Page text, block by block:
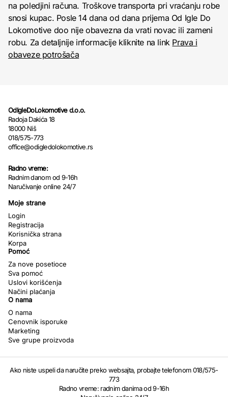
na poledjini računa. Troškove transporta pri vraćanju robe
snosi kupac. Posle 14 dana od dana prijema Od Igle Do
Lokomotive doo nije obavezna da vrati novac ili zameni
robu. Za detaljnije informacije kliknite na link Prava i
obaveze potrošača
OdIgleDoLokomotive d.o.o.
Radoja Dakića 18
18000 Niš
018/575-773
office@odigledolokomotive.rs
Radno vreme:
Radnim danom od 9-16h
Naručivanje online 24/7
Moje strane
Login
Registracija
Korisnička strana
Korpa
Pomoć
Za nove posetioce
Sva pomoć
Uslovi korišćenja
Načini plaćanja
O nama
O nama
Cenovnik isporuke
Marketing
Sve grupe proizvoda
Ako niste uspeli da naručite preko websajta, probajte telefonom 018/575-
773
Radno vreme: radnim danima od 9-16h